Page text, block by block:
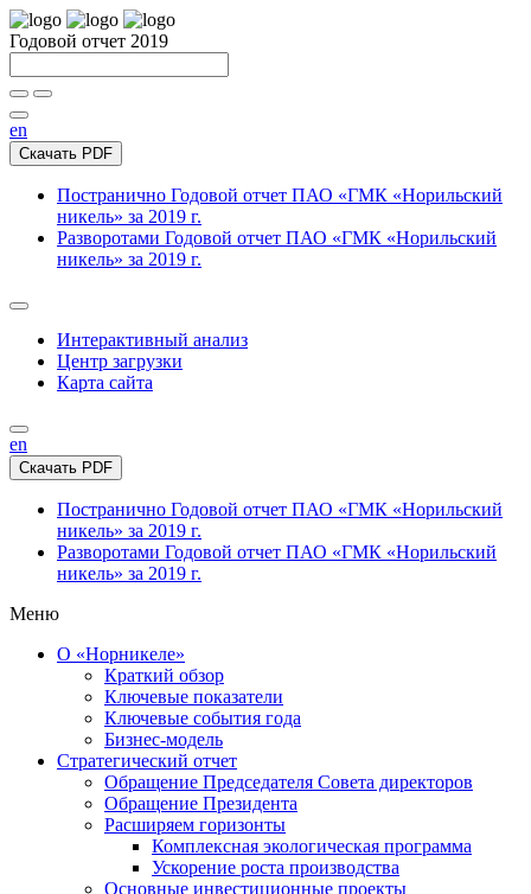
Годовой отчет 2019
en
Скачать PDF
Постранично Годовой отчет ПАО «ГМК «Норильский
никель» за 2019 г.
Разворотами Годовой отчет ПАО «ГМК «Норильский
никель» за 2019 г.
Интерактивный анализ
Центр загрузки
Карта сайта
en
Скачать PDF
Постранично Годовой отчет ПАО «ГМК «Норильский
никель» за 2019 г.
Разворотами Годовой отчет ПАО «ГМК «Норильский
никель» за 2019 г.
Меню
О «Норникеле»
Краткий обзор
Ключевые показатели
Ключевые события года
Бизнес-модель
Стратегический отчет
Обращение Председателя Совета директоров
Обращение Президента
Расширяем горизонты
Комплексная экологическая программа
Ускорение роста производства
Основные инвестиционные проекты